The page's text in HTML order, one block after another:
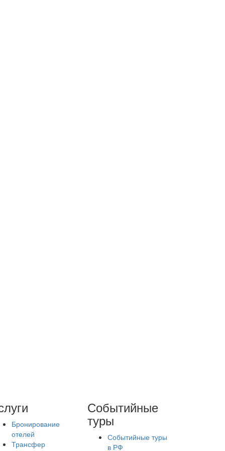
Бронирование
отелей
Трансфер
Событийные
туры
Событийные туры
в РФ